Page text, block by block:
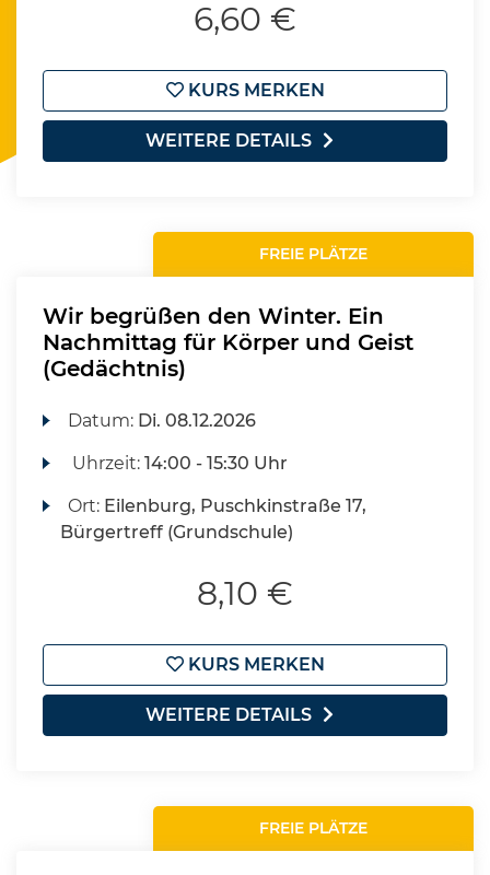
6,60 €
KURS MERKEN
WEITERE DETAILS
FREIE PLÄTZE
Wir begrüßen den Winter. Ein
Nachmittag für Körper und Geist
(Gedächtnis)
Datum: Di. 08.12.2026
Uhrzeit:14:00 - 15:30 Uhr
Ort: Eilenburg, Puschkinstraße 17,
Bürgertreff (Grundschule)
8,10 €
KURS MERKEN
WEITERE DETAILS
FREIE PLÄTZE